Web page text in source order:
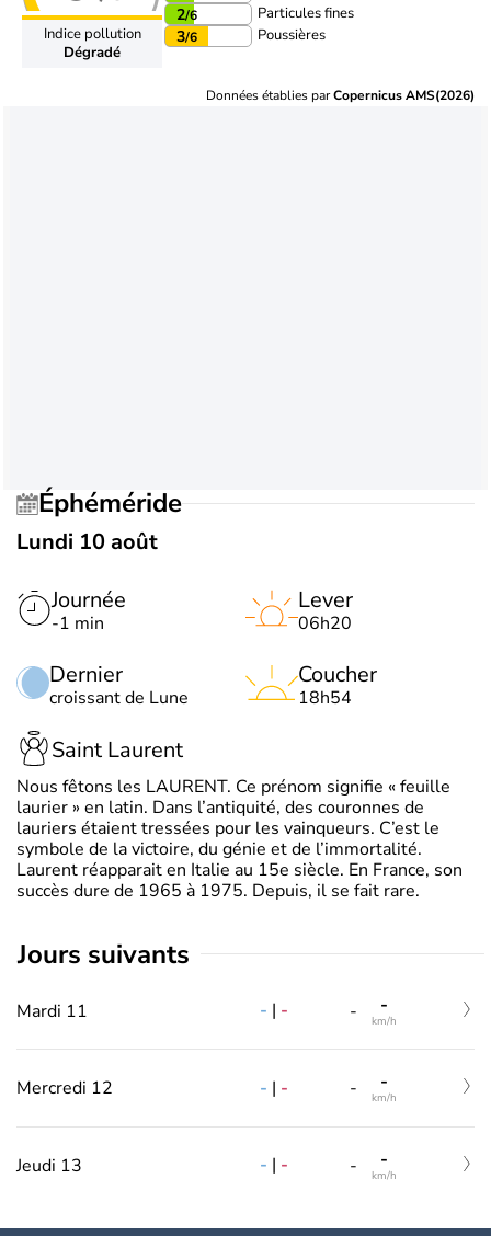
Indice pollution
Dégradé
2/6 Particules fines
3/6 Poussières
Données établies parCopernicus AMS(2026)
Éphéméride
Lundi 10 août
Journée
-1 min
Dernier
croissant de Lune
Lever
06h20
Coucher
18h54
Saint Laurent
Nous fêtons les LAURENT. Ce prénom signifie « feuille
laurier » en latin. Dans l’antiquité, des couronnes de
lauriers étaient tressées pour les vainqueurs. C’est le
symbole de la victoire, du génie et de l’immortalité.
Laurent réapparait en Italie au 15e siècle. En France, son
succès dure de 1965 à 1975. Depuis, il se fait rare.
jours suivants
Mardi 11 - | - - -
km/h
Mercredi 12 - | - - -
km/h
Jeudi 13 - | - - -
km/h